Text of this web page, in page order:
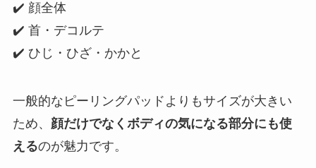
✔️ 顔全体
✔️ 首・デコルテ
✔️ ひじ・ひざ・かかと
一般的なピーリングパッドよりもサイズが大きい
ため、 顔だけでなくボディの気になる部分にも使
えるのが魅力です。